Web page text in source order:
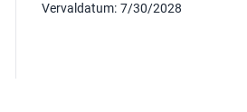
Vervaldatum: 7/30/2028